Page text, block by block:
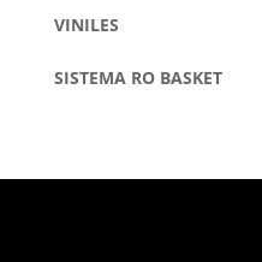
VINILES
SISTEMA RO BASKET